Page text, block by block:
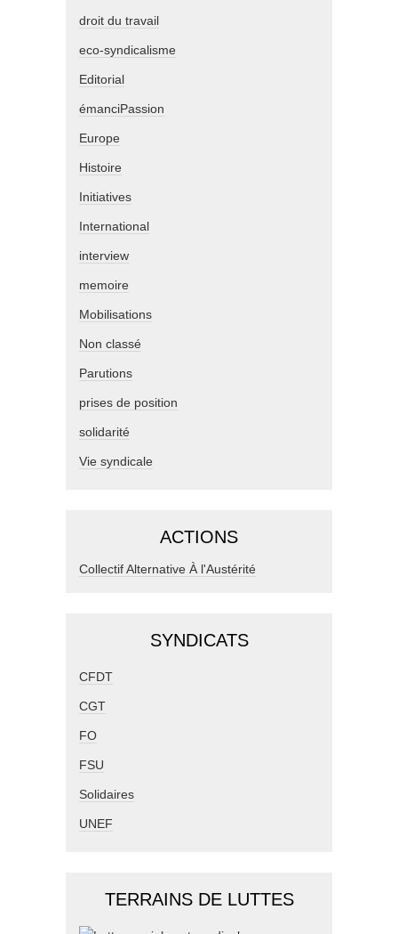
droit du travail
eco-syndicalisme
Editorial
émanciPassion
Europe
Histoire
Initiatives
International
interview
memoire
Mobilisations
Non classé
Parutions
prises de position
solidarité
Vie syndicale
ACTIONS
Collectif Alternative À l'Austérité
SYNDICATS
CFDT
CGT
FO
FSU
Solidaires
UNEF
TERRAINS DE LUTTES